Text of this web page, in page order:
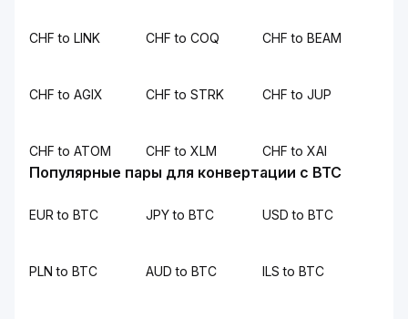
CHF to LINK CHF to COQ CHF to BEAM
CHF to AGIX CHF to STRK CHF to JUP
CHF to ATOM CHF to XLM CHF to XAI
Популярные пары для конвертации с BTC
EUR to BTC JPY to BTC USD to BTC
PLN to BTC AUD to BTC ILS to BTC